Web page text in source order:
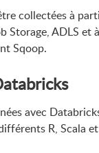
collectées à
Storage, ADLS et
Sqoop.
avec
R, Scala